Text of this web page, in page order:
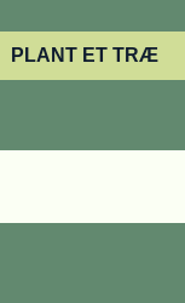
PLANT ET TRÆ